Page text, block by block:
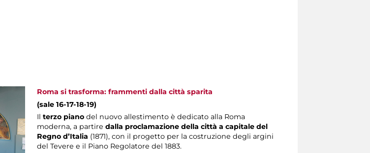
Roma si trasforma: frammenti dalla città sparita
(sale 16-17-18-19)
Ilterzo piano del nuovo allestimento è dedicato alla Roma
moderna, a partiredalla proclamazione della città a capitale del
Regno d’Italia (1871), con il progetto per la costruzione degli argini
del Tevere e il Piano Regolatore del 1883.